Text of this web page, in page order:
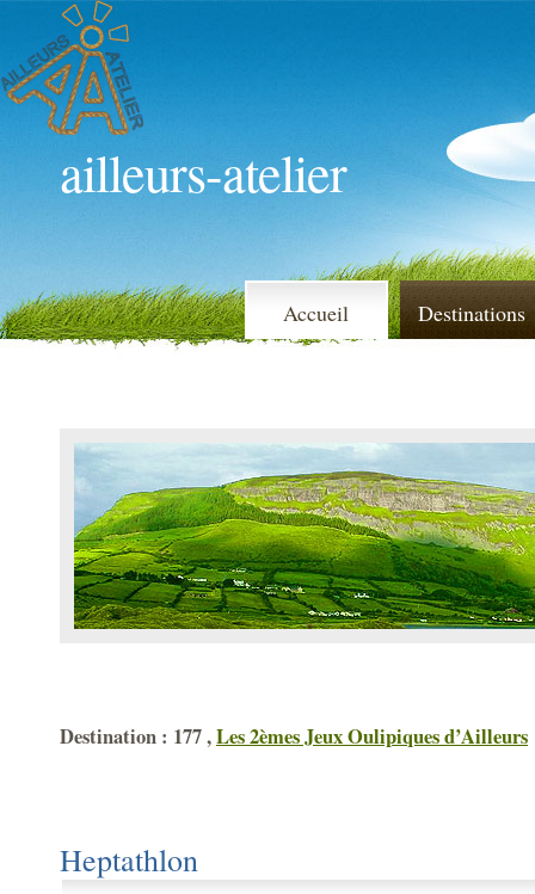
ailleurs-atelier
Accueil Destinations
Destination : 177 ,Les 2èmes Jeux Oulipiques d’Ailleurs
Heptathlon